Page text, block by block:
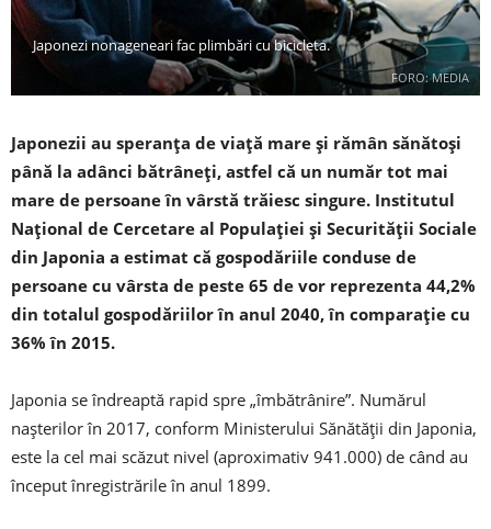
FORO: MEDIA
Japonezi nonageneari fac plimbări cu bicicleta.
Japonezii au speranța de viață mare și rămân sănătoși
până la adânci bătrâneți, astfel că un număr tot mai
mare de persoane în vârstă trăiesc singure. Institutul
Național de Cercetare al Populației și Securității Sociale
din Japonia a estimat că gospodăriile conduse de
persoane cu vârsta de peste 65 de vor reprezenta 44,2%
din totalul gospodăriilor în anul 2040, în comparație cu
36% în 2015.
Japonia se îndreaptă rapid spre „îmbătrânire”. Numărul
nașterilor în 2017, conform Ministerului Sănătății din Japonia,
este la cel mai scăzut nivel (aproximativ 941.000) de când au
început înregistrările în anul 1899.